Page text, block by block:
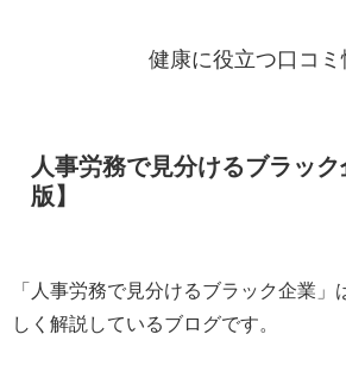
健康に役立つ口コミ
人事労務で見分けるブラッ
版】
「人事労務で見分けるブラック企業」
しく解説しているブログです。